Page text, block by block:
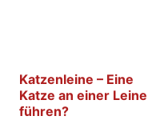
Katzenleine – Eine
Katze an einer Leine
führen?